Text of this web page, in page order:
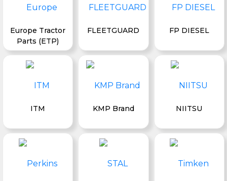
Europe Tractor
Parts (ETP)
FLEETGUARD FP DIESEL
ITM KMP Brand NIITSU